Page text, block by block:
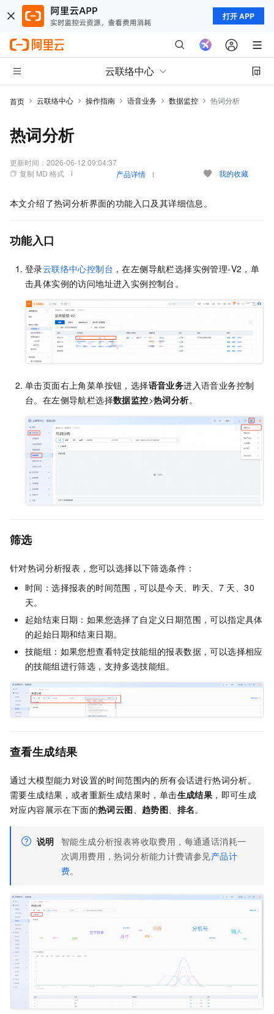
打开 APP
云联络中心
首页 云联络中心 操作指南 语音业务 数据监控 热词分析
热词分析
更新时间： 2026-06-12 09:04:37
复制 MD 格式
产品详情 我的收藏
本文介绍了热词分析界面的功能入口及其详细信息。
功能入口
登录云联络中心控制台 ，在左侧导航栏选择实例管理-V2，单
击具体实例的访问地址进入实例控制台。
单击页面右上角菜单按钮，选择语音业务进入语音业务控制
台。在左侧导航栏选择数据监控>热词分析。
筛选
针对热词分析报表，您可以选择以下筛选条件：
时间：选择报表的时间范围，可以是今天、昨天、7 天、30
天。
起始结束日期：如果您选择了自定义日期范围，可以指定具体
的起始日期和结束日期。
技能组：如果您想查看特定技能组的报表数据，可以选择相应
的技能组进行筛选，支持多选技能组。
查看生成结果
通过大模型能力对设置的时间范围内的所有会话进行热词分析。
需要生成结果，或者重新生成结果时，单击生成结果 ，即可生成
对应内容展示在下面的热词云图 趋势图 排名。
说明
智能生成分析报表将收取费用，每通通话消耗一
次调用费用，热词分析能力计费请参见产品计
费。